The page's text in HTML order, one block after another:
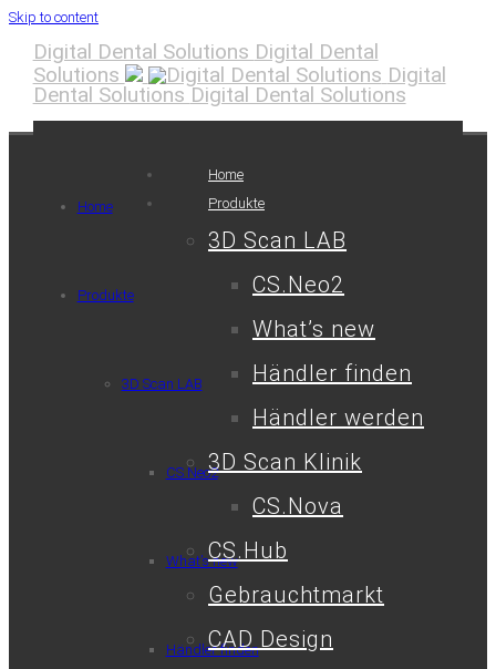
Skip to content
Digital Dental Solutions Digital Dental
Solutions
Digital
Dental SolutionsDigital Dental Solutions
Home
Produkte
3D Scan LAB
CS.Neo2
What’s new
Händler finden
Home
Produkte
3D Scan LAB
CS.Neo2
What’s new
Händler finden
Händler werden
3D Scan Klinik
CS.Nova
CS.Hub
Gebrauchtmarkt
CAD Design